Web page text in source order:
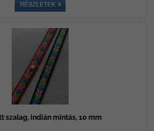
szalag, indián mintás, 10 mm